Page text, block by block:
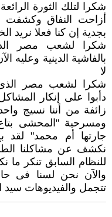
شكرا لتلك الثورة
أزاحت النفاق وكشفت
بجدية إن كنا فعلا نريد
شكرا لشعب مصر
بالفاشية الدينية وعليه
لا
شكرا لشعب مصر الذى
دأبوا على إنكار
زائفة من أننا نسيج
ومسرحية "المحشى
جارتها أم محمد" لقد
نكشف عن مشاكلنا
للنظام السابق تنكر ما
والآن نحن لسنا فى
تتجمل والفيديوهات سيد